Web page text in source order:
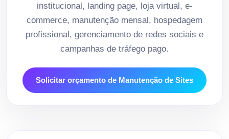
institucional, landing page, loja virtual, e-
commerce, manutenção mensal, hospedagem
profissional, gerenciamento de redes sociais e
campanhas de tráfego pago.
Solicitar orçamento de Manutenção de Sites